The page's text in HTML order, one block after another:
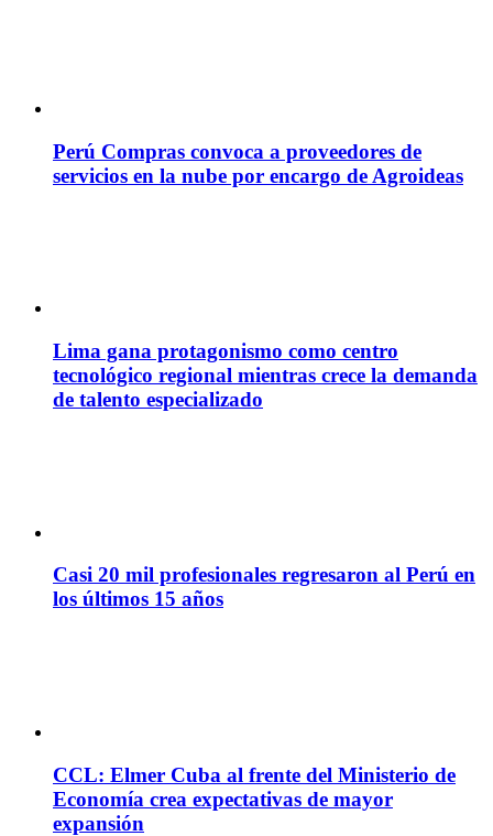
Perú Compras convoca a proveedores de
servicios en la nube por encargo de Agroideas
Lima gana protagonismo como centro
tecnológico regional mientras crece la demanda
de talento especializado
Casi 20 mil profesionales regresaron al Perú en
los últimos 15 años
CCL: Elmer Cuba al frente del Ministerio de
Economía crea expectativas de mayor
expansión